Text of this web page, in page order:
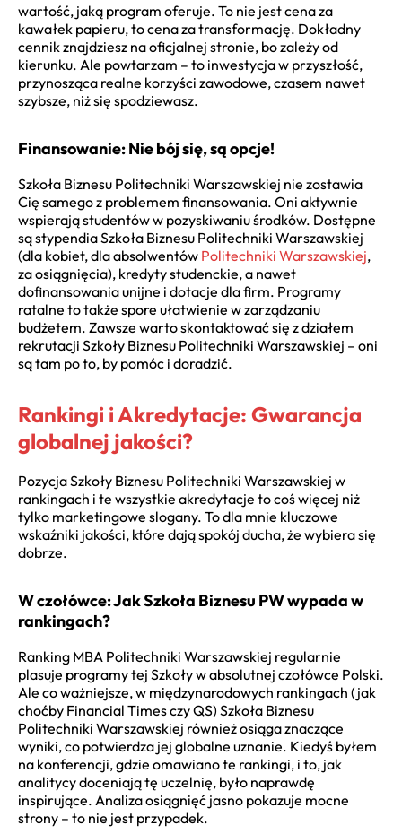
wartość, jaką program oferuje. To nie jest cena za
kawałek papieru, to cena za transformację. Dokładny
cennik znajdziesz na oficjalnej stronie, bo zależy od
kierunku. Ale powtarzam – to inwestycja w przyszłość,
przynosząca realne korzyści zawodowe, czasem nawet
szybsze, niż się spodziewasz.
Finansowanie: Nie bój się, są opcje!
Szkoła Biznesu Politechniki Warszawskiej nie zostawia
Cię samego z problemem finansowania. Oni aktywnie
wspierają studentów w pozyskiwaniu środków. Dostępne
są stypendia Szkoła Biznesu Politechniki Warszawskiej
(dla kobiet, dla absolwentów Politechniki Warszawskiej,
za osiągnięcia), kredyty studenckie, a nawet
dofinansowania unijne i dotacje dla firm. Programy
ratalne to także spore ułatwienie w zarządzaniu
budżetem. Zawsze warto skontaktować się z działem
rekrutacji Szkoły Biznesu Politechniki Warszawskiej – oni
są tam po to, by pomóc i doradzić.
Rankingi i Akredytacje: Gwarancja
globalnej jakości?
Pozycja Szkoły Biznesu Politechniki Warszawskiej w
rankingach i te wszystkie akredytacje to coś więcej niż
tylko marketingowe slogany. To dla mnie kluczowe
wskaźniki jakości, które dają spokój ducha, że wybiera się
dobrze.
W czołówce: Jak Szkoła Biznesu PW wypada w
rankingach?
Ranking MBA Politechniki Warszawskiej regularnie
plasuje programy tej Szkoły w absolutnej czołówce Polski.
Ale co ważniejsze, w międzynarodowych rankingach (jak
choćby Financial Times czy QS) Szkoła Biznesu
Politechniki Warszawskiej również osiąga znaczące
wyniki, co potwierdza jej globalne uznanie. Kiedyś byłem
na konferencji, gdzie omawiano te rankingi, i to, jak
analitycy doceniają tę uczelnię, było naprawdę
inspirujące. Analiza osiągnięć jasno pokazuje mocne
strony – to nie jest przypadek.